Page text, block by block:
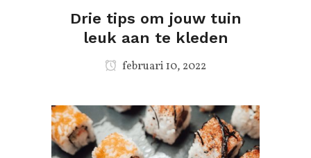
Drie tips om jouw tuin
leuk aan te kleden
februari 10, 2022